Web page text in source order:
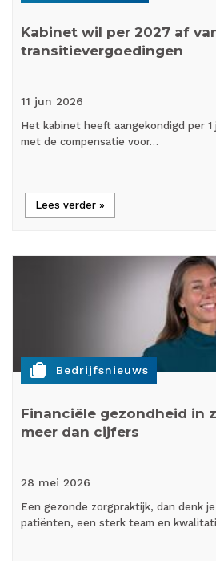
Kabinet wil per 2027 af
transitievergoedingen
11 jun 2026
Het kabinet heeft aangekondigd per
met de compensatie voor…
Lees verder »
cases Bedrijfsnieuws
Financiële gezondheid in
meer dan cijfers
28 mei 2026
Een gezonde zorgpraktijk, dan denk
patiënten, een sterk team en